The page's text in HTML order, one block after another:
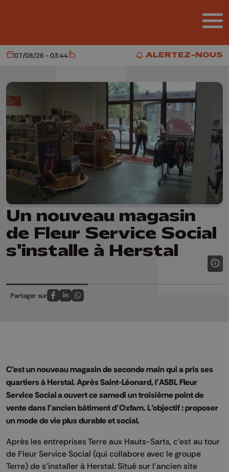
ALERTEZ-NOUS
ALERTEZ-NOUS
Aujourd'hui
07/08/26 - 03:44 Météo
Un nouveau magasin
de Fleur Service Social
s'installe à Herstal
Partager sur
Partagez sur FaceBook
Partagez sur LinkedIn
Partagez sur Whatsapp
C’est un nouveau magasin de seconde main qui a pris ses
quartiers à Herstal. Après Saint-Léonard, l’ASBL Fleur
Service Social a ouvert ce samedi un troisième point de
vente dans l’ancien bâtiment d’Oxfam. L’objectif : proposer
un mode de vie plus durable et social.
Après les entreprises Terre aux Hauts-Sarts, c’est au tour
de Fleur Service Social (qui collabore avec le groupe
Terre) de s’installer à Herstal. Situé sur l’ancien site